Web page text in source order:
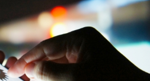
いました！
めでとう！
とう！
ツ ザ・ラジオショー』の特別企画
物語～現金6万円もあたる！～」